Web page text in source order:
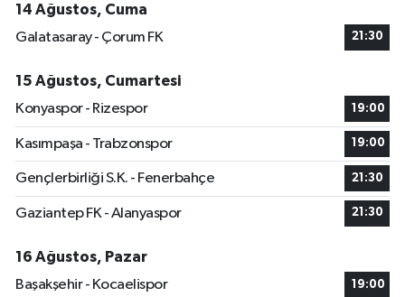
14 Ağustos, Cuma
Galatasaray - Çorum FK
21:30
15 Ağustos, Cumartesi
Konyaspor - Rizespor
19:00
Kasımpaşa - Trabzonspor 19:00
Gençlerbirliği S.K. - Fenerbahçe 21:30
Gaziantep FK - Alanyaspor 21:30
16 Ağustos, Pazar
Başakşehir - Kocaelispor
19:00